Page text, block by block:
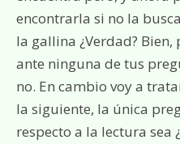
encontrarla si no la
la gallina ¿Verdad?
ante ninguna de tus
no. En cambio voy a
la siguiente, la única
respecto a la lectura sea